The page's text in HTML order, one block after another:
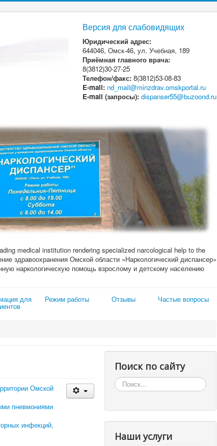
Версия для слабовидящих
Юридический адрес:
644046, Омск-46, ул. Учебная, 189
Приёмная главного врача:
8(3812)30-27-25
Телефон/факс: 8(3812)53-08-83
E-mail: nd_mail@minzdrav.omskportal.ru
E-mail (запросы): dispanser55@buzoond.ru
medical institution rendering specialized narcological help to the
здравоохранения Омской области «Наркологический диспансер»
наркологическую помощь взрослому и детскому населению
для Режим работы Отзывы Частые вопросы
Омской
пневмониями
инфекций,
Поиск по сайту
Искать...
Наши услуги